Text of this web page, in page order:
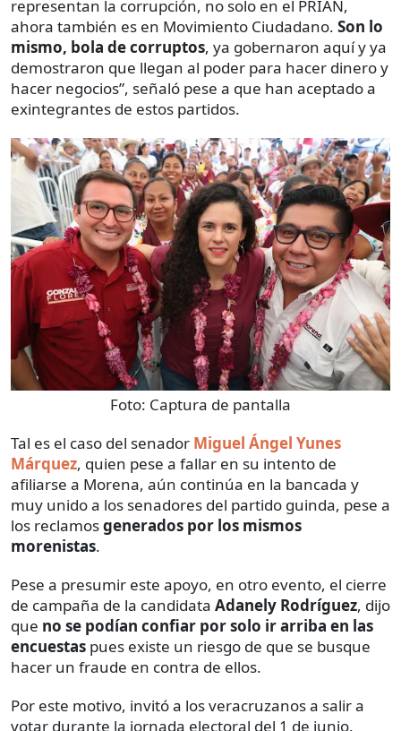
representan la corrupción, no solo en el PRIAN,
ahora también es en Movimiento Ciudadano. Son lo
mismo, bola de corruptos, ya gobernaron aquí y ya
demostraron que llegan al poder para hacer dinero y
hacer negocios”, señaló pese a que han aceptado a
exintegrantes de estos partidos.
Foto: Captura de pantalla
Tal es el caso del senador Miguel Ángel Yunes
Márquez, quien pese a fallar en su intento de
afiliarse a Morena, aún continúa en la bancada y
muy unido a los senadores del partido guinda, pese a
los reclamosgenerados por los mismos
morenistas.
Pese a presumir este apoyo, en otro evento, el cierre
de campaña de la candidata Adanely Rodríguez, dijo
que no se podían confiar por solo ir arriba en las
encuestas pues existe un riesgo de que se busque
hacer un fraude en contra de ellos.
Por este motivo, invitó a los veracruzanos a salir a
votar durante la jornada electoral del 1 de junio.